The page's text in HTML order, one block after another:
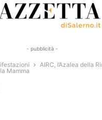
- pubblicità -
AIRC, l’Azalea della
Mamma